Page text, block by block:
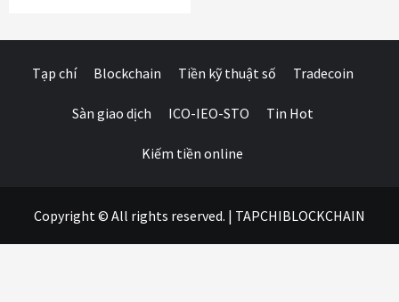
Tạp chí Blockchain Tiền kỹ thuật số Tradecoin
Sàn giao dịch ICO-IEO-STO Tin Hot
Kiếm tiền online
Copyright © All rights reserved. | TAPCHIBLOCKCHAIN